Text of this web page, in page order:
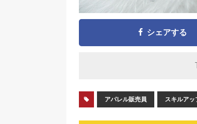
シェアする
アパレル販売員 スキルアッ